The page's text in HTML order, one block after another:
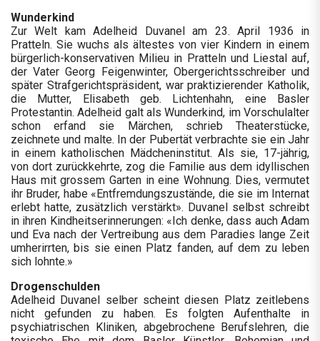
Wunderkind
Zur Welt kam Adelheid Duvanel am 23. April 1936 in
Pratteln. Sie wuchs als ältestes von vier Kindern in einem
bürgerlich-konservativen Milieu in Pratteln und Liestal auf,
der Vater Georg Feigenwinter, Obergerichtsschreiber und
später Strafgerichtspräsident, war praktizierender Katholik,
die Mutter, Elisabeth geb. Lichtenhahn, eine Basler
Protestantin. Adelheid galt als Wunderkind, im Vorschulalter
schon erfand sie Märchen, schrieb Theaterstücke,
zeichnete und malte. In der Pubertät verbrachte sie ein Jahr
in einem katholischen Mädcheninstitut. Als sie, 17-jährig,
von dort zurückkehrte, zog die Familie aus dem idyllischen
Haus mit grossem Garten in eine Wohnung. Dies, vermutet
ihr Bruder, habe «Entfremdungszustände, die sie im Internat
erlebt hatte, zusätzlich verstärkt». Duvanel selbst schreibt
in ihren Kindheitserinnerungen: «Ich denke, dass auch Adam
und Eva nach der Vertreibung aus dem Paradies lange Zeit
umherirrten, bis sie einen Platz fanden, auf dem zu leben
sich lohnte.»
Drogenschulden
Adelheid Duvanel selber scheint diesen Platz zeitlebens
nicht gefunden zu haben. Es folgten Aufenthalte in
psychiatrischen Kliniken, abgebrochene Berufslehren, die